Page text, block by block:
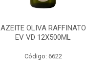
AZEITE OLIVA RAFFINATO
EV VD 12X500ML
Código: 6622